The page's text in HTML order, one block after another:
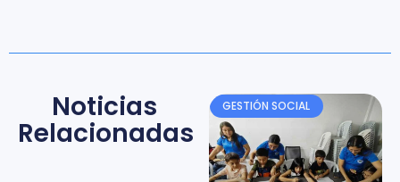
Noticias
Relacionadas
GESTIÓN SOCIAL